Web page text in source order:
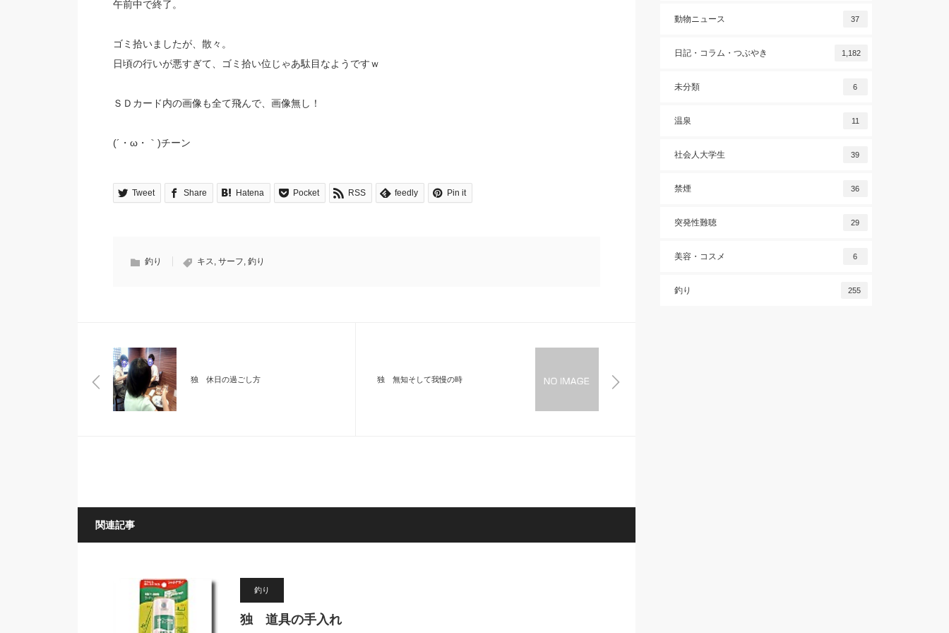
午前中で終了。
ゴミ拾いましたが、散々。
日頃の行いが悪すぎて、ゴミ拾い位じゃあ駄目なようですｗ
ＳＤカード内の画像も全て飛んで、画像無し！
(´・ω・｀)チーン
Tweet Share Hatena Pocket RSS feedly Pin it
釣り キス, サーフ, 釣り
独 休日の過ごし方 独 無知そして我慢の時
関連記事
釣り
独 道具の手入れ
動物ニュース 37
日記・コラム・つぶやき 1,182
未分類 6
温泉 11
社会人大学生 39
禁煙 36
突発性難聴 29
美容・コスメ 6
釣り 255